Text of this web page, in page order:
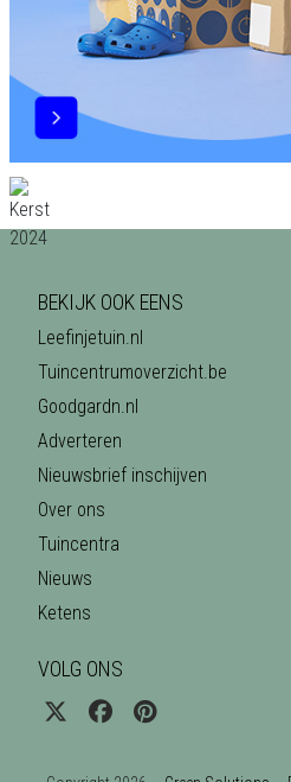
BEKIJK OOK EENS
Leefinjetuin.nl
Tuincentrumoverzicht.be
Goodgardn.nl
Adverteren
Nieuwsbrief inschijven
Over ons
Tuincentra
Nieuws
Ketens
VOLG ONS